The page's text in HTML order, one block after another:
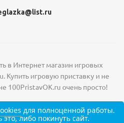
в Интернет магазин игровых
Купить игровую приставку и не
100PristavOK.ru очень просто!
для полноценной работы.
либо покинуть сайт.